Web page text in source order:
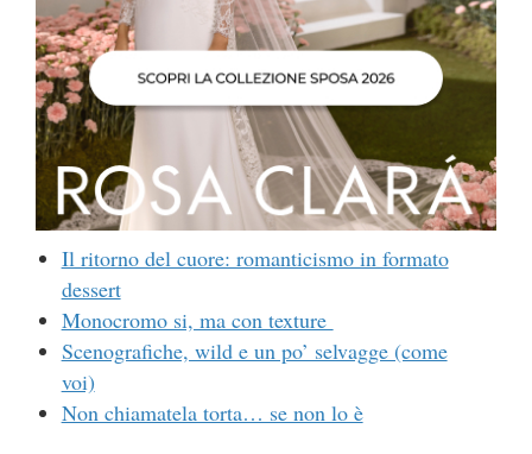
Il ritorno del cuore: romanticismo in formato
dessert
Monocromo si, ma con texture
Scenografiche, wild e un po’ selvagge (come
voi)
Non chiamatela torta… se non lo è